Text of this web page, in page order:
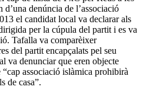
denúncia de l’associació
el candidat local va declarar als
per la cúpula del partit i es va
Tafalla va comparèixer
del partit encapçalats pel seu
va denunciar que eren objecte
associació islàmica prohibirà
de casa”.